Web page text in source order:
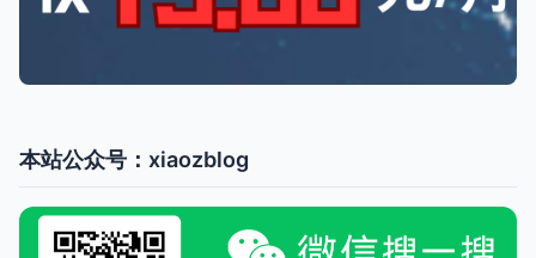
本站公众号：xiaozblog